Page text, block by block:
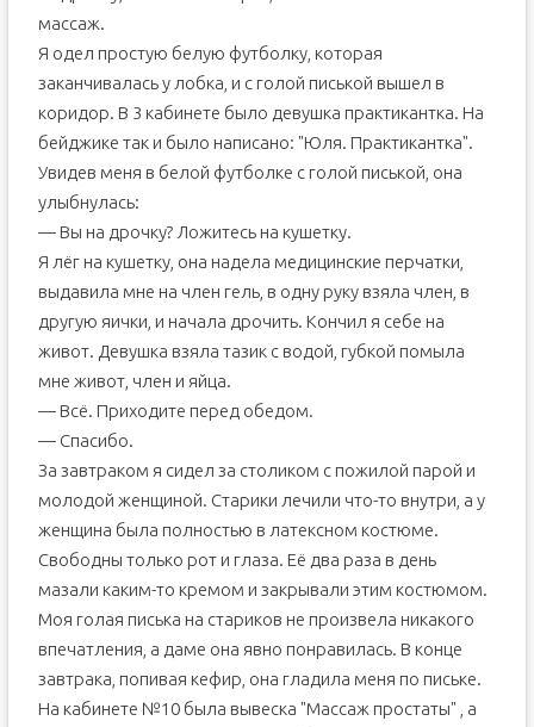
массаж.
Я одел простую белую футболку, которая
заканчивалась у лобка, и с голой писькой вышел в
коридор. В 3 кабинете было девушка практикантка. На
бейджике так и было написано: "Юля. Практикантка".
Увидев меня в белой футболке с голой писькой, она
улыбнулась:
— Вы на дрочку? Ложитесь на кушетку.
Я лёг на кушетку, она надела медицинские перчатки,
выдавила мне на член гель, в одну руку взяла член, в
другую яички, и начала дрочить. Кончил я себе на
живот. Девушка взяла тазик с водой, губкой помыла
мне живот, член и яйца.
— Всё. Приходите перед обедом.
— Спасибо.
За завтраком я сидел за столиком с пожилой парой и
молодой женщиной. Старики лечили что-то внутри, а у
женщина была полностью в латексном костюме.
Свободны только рот и глаза. Её два раза в день
мазали каким-то кремом и закрывали этим костюмом.
Моя голая писька на стариков не произвела никакого
впечатления, а даме она явно понравилась. В конце
завтрака, попивая кефир, она гладила меня по письке.
На кабинете №10 была вывеска "Массаж простаты" , а